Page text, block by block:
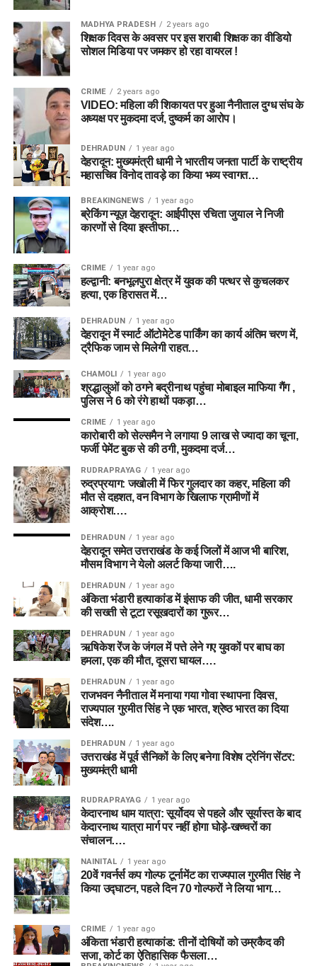
MADHYA PRADESH 2 years ago
शिक्षक दिवस के अवसर पर इस शराबी शिक्षक का वीडियो
सोशल मिडिया पर जमकर हो रहा वायरल !
CRIME 2 years ago
VIDEO: महिला की शिकायत पर हुआ नैनीताल दुग्ध संघ के
अध्यक्ष पर मुकदमा दर्ज, दुष्कर्म का आरोप।
DEHRADUN 1 year ago
देहरादून: मुख्यमंत्री धामी ने भारतीय जनता पार्टी के राष्ट्रीय
महासचिव विनोद तावड़े का किया भव्य स्वागत…
BREAKINGNEWS 1 year ago
ब्रेकिंग न्यूज़ देहरादून: आईपीएस रचिता जुयाल ने निजी
कारणों से दिया इस्तीफा…
CRIME 1 year ago
हल्द्वानी: बनभूलपुरा क्षेत्र में युवक की पत्थर से कुचलकर
हत्या, एक हिरासत में…
DEHRADUN 1 year ago
देहरादून में स्मार्ट ऑटोमेटेड पार्किंग का कार्य अंतिम चरण में,
ट्रैफिक जाम से मिलेगी राहत…
CHAMOLI 1 year ago
श्रद्धालुओं को ठगने बद्रीनाथ पहुंचा मोबाइल माफिया गैंग ,
पुलिस ने 6 को रंगे हाथों पकड़ा…
CRIME 1 year ago
कारोबारी को सेल्समैन ने लगाया 9 लाख से ज्यादा का चूना,
फर्जी पेमेंट बुक से की ठगी, मुकदमा दर्ज…
RUDRAPRAYAG 1 year ago
रुद्रप्रयाग: जखोली में फिर गुलदार का कहर, महिला की
मौत से दहशत, वन विभाग के खिलाफ ग्रामीणों में
आक्रोश….
DEHRADUN 1 year ago
देहरादून समेत उत्तराखंड के कई जिलों में आज भी बारिश,
मौसम विभाग ने येलो अलर्ट किया जारी….
DEHRADUN 1 year ago
अंकिता भंडारी हत्याकांड में इंसाफ की जीत, धामी सरकार
की सख्ती से टूटा रसूखदारों का गुरूर…
DEHRADUN 1 year ago
ऋषिकेश रेंज के जंगल में पत्ते लेने गए युवकों पर बाघ का
हमला, एक की मौत, दूसरा घायल….
DEHRADUN 1 year ago
राजभवन नैनीताल में मनाया गया गोवा स्थापना दिवस,
राज्यपाल गुरमीत सिंह ने एक भारत, श्रेष्ठ भारत का दिया
संदेश….
DEHRADUN 1 year ago
उत्तराखंड में पूर्व सैनिकों के लिए बनेगा विशेष ट्रेनिंग सेंटर:
मुख्यमंत्री धामी
RUDRAPRAYAG 1 year ago
केदारनाथ धाम यात्रा: सूर्योदय से पहले और सूर्यास्त के बाद
केदारनाथ यात्रा मार्ग पर नहीं होगा घोड़े-खच्चरों का
संचालन….
NAINITAL 1 year ago
20वें गवर्नर्स कप गोल्फ टूर्नामेंट का राज्यपाल गुरमीत सिंह ने
किया उद्घाटन, पहले दिन 70 गोल्फरों ने लिया भाग…
CRIME 1 year ago
अंकिता भंडारी हत्याकांड: तीनों दोषियों को उम्रकैद की
सजा, कोर्ट का ऐतिहासिक फैसला…